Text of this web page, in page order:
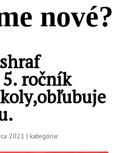
nové?
ročník
2021 | kategória: